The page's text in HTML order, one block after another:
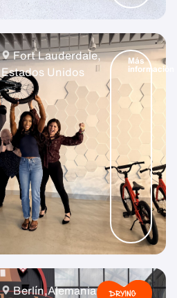
Fort Lauderdale,
Estados Unidos
Más
información
Berlín,Alemania Más